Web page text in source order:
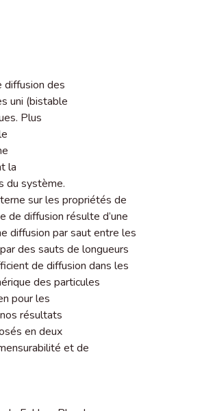
diffusion des
uni (bistable
Plus
la
du système.
sur les propriétés de
diffusion résulte d’une
diffusion par saut entre les
des sauts de longueurs
de diffusion dans les
des particules
pour les
résultats
en deux
et de